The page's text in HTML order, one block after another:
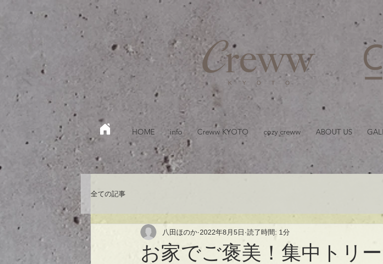
HOME info Creww KYOTO cozy creww ABOUT US
全ての記事
お家でご褒美！集中トリ
八田ほのか 2022年8月5日 読了時間: 1分